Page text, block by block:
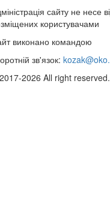
сайту не несе
користувачами
виконано командою
зв'язок:
2026 All right reserved.